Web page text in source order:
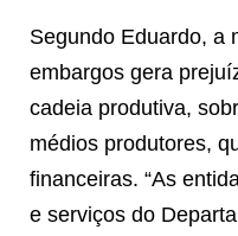
Segundo Eduardo, a
embargos gera
cadeia produtiva,
médios produtores,
financeiras. “As
e serviços do